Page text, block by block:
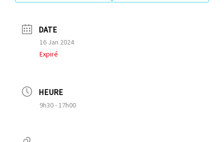
DATE
16 Jan 2024
Expiré
HEURE
9h30 - 17h00